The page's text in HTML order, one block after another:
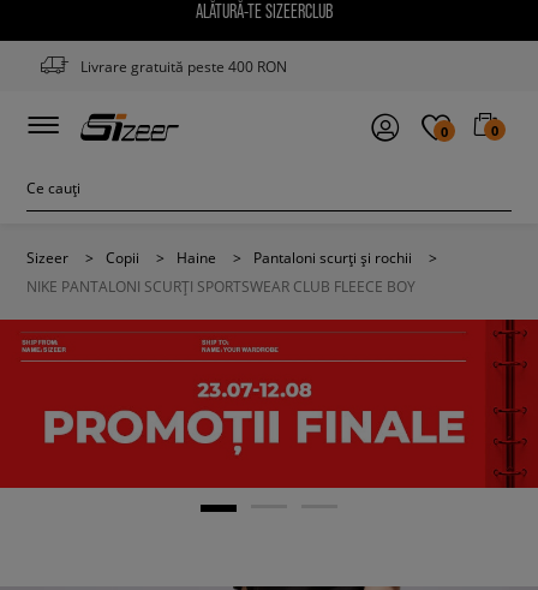
ALĂTURĂ-TE SIZEERCLUB
Livrare gratuită peste 400 RON
0 0
Sizeer > Copii > Haine > Pantaloni scurți și rochii
>
NIKE PANTALONI SCURȚI SPORTSWEAR CLUB FLEECE BOY